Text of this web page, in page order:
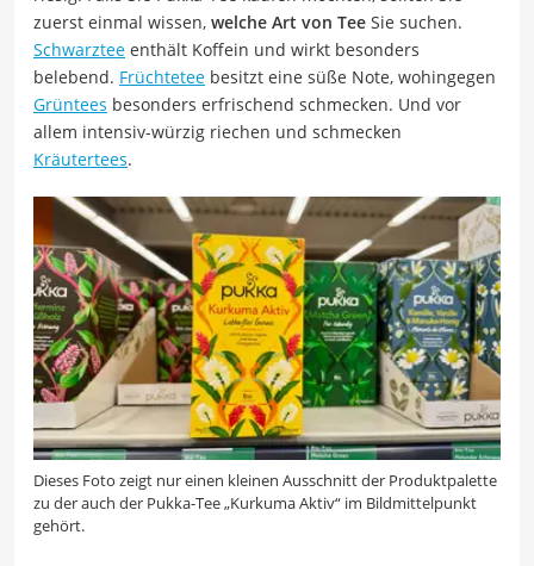
zuerst einmal wissen, welche Art von Tee Sie suchen.
Schwarztee enthält Koffein und wirkt besonders
belebend. Früchtetee besitzt eine süße Note, wohingegen
Grüntees besonders erfrischend schmecken. Und vor
allem intensiv-würzig riechen und schmecken
Kräutertees.
Dieses Foto zeigt nur einen kleinen Ausschnitt der Produktpalette
zu der auch der Pukka-Tee „Kurkuma Aktiv“ im Bildmittelpunkt
gehört.